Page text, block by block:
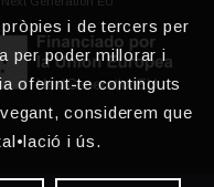
i de tercers per
per poder millorar i
oferint-te continguts
considerem que
i ús.